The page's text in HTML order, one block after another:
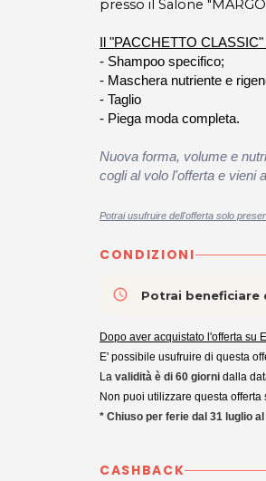
presso il Salone
Il "PACCHETTO
- Shampoo specifico;
- Maschera nutriente e
- Taglio
- Piega moda completa.
Nuova forma, volume e
cogli al volo l'offerta e vieni
Potrai usufruire dell'offerta solo
CONDIZIONI
access_time Potrai beneficiare
Dopo aver acquistato l'offerta su
E' possibile usufruire di questa
La validità è di 60 giorni dalla
Non puoi utilizzare questa
* Chiuso per ferie dal 31 luglio
CASHBACK